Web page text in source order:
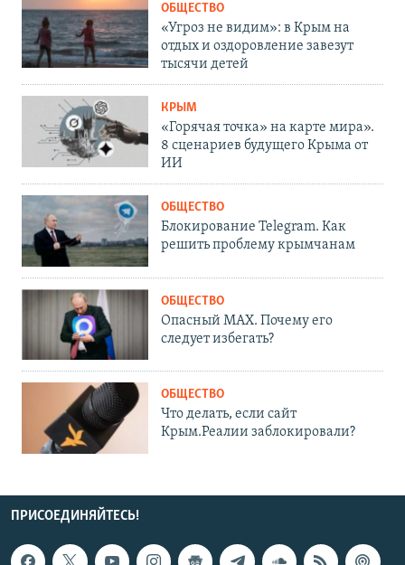
ОБЩЕСТВО
«Угроз не видим»: в Крым на
отдых и оздоровление завезут
тысячи детей
КРЫМ
«Горячая точка» на карте мира».
8 сценариев будущего Крыма от
ИИ
ОБЩЕСТВО
Блокирование Telegram. Как
решить проблему крымчанам
ОБЩЕСТВО
Опасный MAX. Почему его
следует избегать?
ОБЩЕСТВО
Что делать, если сайт
Крым.Реалии заблокировали?
ПРИСОЕДИНЯЙТЕСЬ!